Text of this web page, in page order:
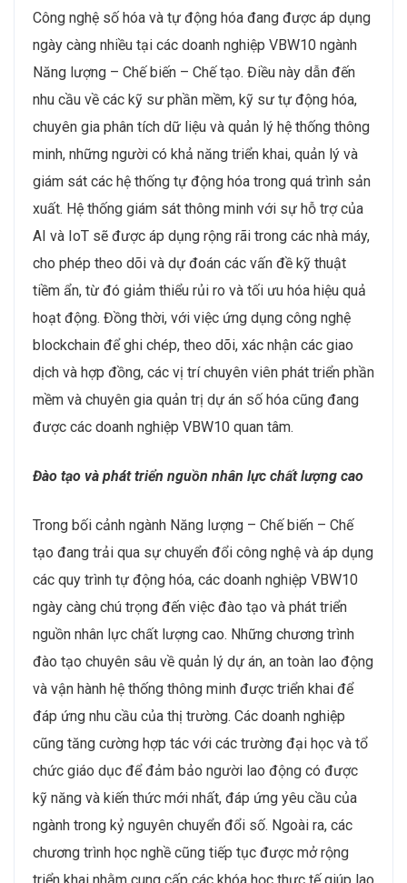
Nhu cầu nhân sự trong phát triển năng lượng tái tạo
và lưu trữ năng lượng
Trong những năm tới, năng lượng tái tạo sẽ tiếp tục là
động lực chính của ngành năng lượng Việt Nam. Các
dự án điện gió ngoài khơi và điện mặt trời sẽ phát triển
mạnh mẽ hơn, đặc biệt là với sự hỗ trợ từ các chính
sách khuyến khích đầu tư vào năng lượng sạch của
Chính phủ. Cùng với đó, công nghệ lưu trữ năng lượng
cũng sẽ là một lĩnh vực trọng yếu, giúp đảm bảo
nguồn cung năng lượng ổn định và giảm phụ thuộc vào
nguồn năng lượng hóa thạch. Các vị trí như kỹ sư lưu
trữ năng lượng, chuyên gia phát triển hệ thống năng
lượng tái tạo và quản lý dự án năng lượng sẽ có nhu
cầu cao.
Gia tăng nhu cầu nhân sự có kỹ năng vềsố hóa và tự
động hóa
Công nghệ số hóa và tự động hóa đang được áp dụng
ngày càng nhiều tại các doanh nghiệp VBW10 ngành
Năng lượng – Chế biến – Chế tạo. Điều này dẫn đến
nhu cầu về các kỹ sư phần mềm, kỹ sư tự động hóa,
chuyên gia phân tích dữ liệu và quản lý hệ thống thông
minh, những người có khả năng triển khai, quản lý và
giám sát các hệ thống tự động hóa trong quá trình sản
xuất. Hệ thống giám sát thông minh với sự hỗ trợ của
AI và IoT sẽ được áp dụng rộng rãi trong các nhà máy,
cho phép theo dõi và dự đoán các vấn đề kỹ thuật
tiềm ẩn, từ đó giảm thiểu rủi ro và tối ưu hóa hiệu quả